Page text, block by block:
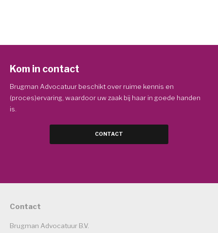
Kom in contact
Brugman Advocatuur beschikt over ruime kennis en
(proces)ervaring, waardoor uw zaak bij haar in goede handen
is.
CONTACT
Contact
Brugman Advocatuur B.V.